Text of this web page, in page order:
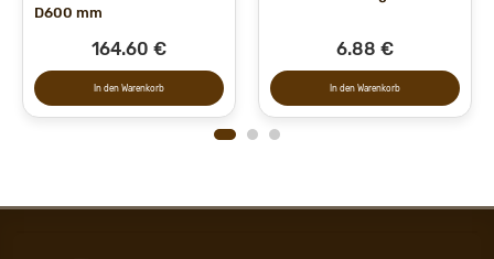
D600 mm
164.60 €
In den Warenkorb
6.88 €
In den Warenkorb